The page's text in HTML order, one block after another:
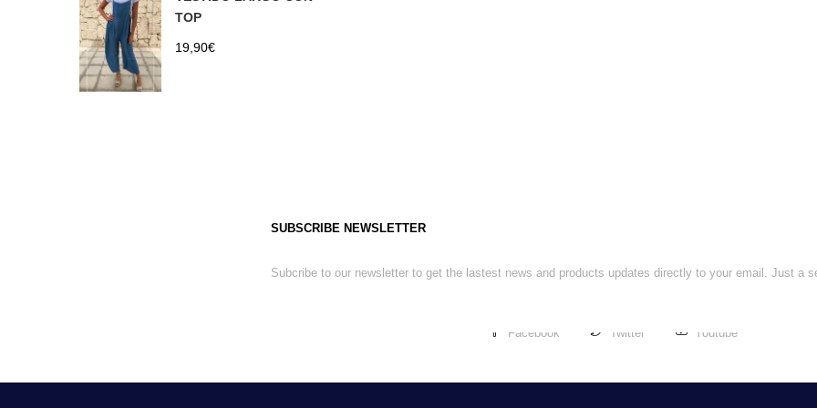
TOP
19,90€
SUBSCRIBE NEWSLETTER
Subcribe to our newsletter to get the lastest news and products updates directly to your email. Just a
Facebook Twitter Youtube